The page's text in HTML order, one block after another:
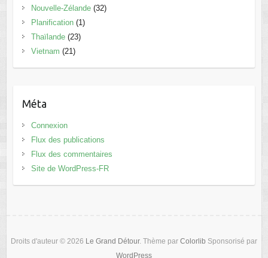
Nouvelle-Zélande(32)
Planification(1)
Thaïlande(23)
Vietnam (21)
Méta
Connexion
Flux des publications
Flux des commentaires
Site de WordPress-FR
Droits d'auteur © 2026 Le Grand Détour. Thème par Colorlib Sponsorisé par
WordPress